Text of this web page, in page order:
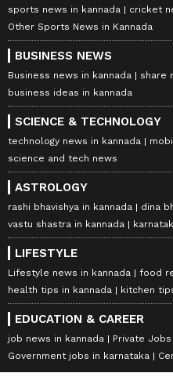
sports news in kannada
cricket
Other Sports News in Kannada
BUSINESS NEWS
Business news in kannada
share
business ideas in kannada
SCIENCE & TECHNOLOGY
technology news in kannada
science and tech news
ASTROLOGY
rashi bhavishya in kannada dina
vastu shastra in kannada
LIFESTYLE
Lifestyle news in kannada
food
health tips in kannada
kitchen
EDUCATION & CAREER
job news in kannada Private Jobs
Government jobs in karnataka